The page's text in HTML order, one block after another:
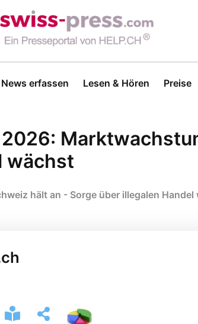
News erfassen Lesen & Hören Preise
wächst
hält an - Sorge über illegalen Handel